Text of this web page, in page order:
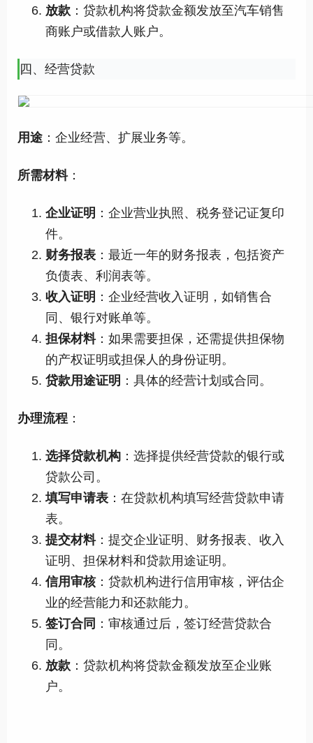
放款 ：贷款机构将贷款金额发放至汽车销售
商账户或借款人账户。
四、经营贷款
用途 ：企业经营、扩展业务等。
所需材料：
企业证明 ：企业营业执照、税务登记证复印
件。
财务报表 ：最近一年的财务报表，包括资产
负债表、利润表等。
收入证明 ：企业经营收入证明，如销售合
同、银行对账单等。
担保材料：如果需要担保，还需提供担保物
的产权证明或担保人的身份证明。
贷款用途证明 ：具体的经营计划或合同。
办理流程 ：
选择贷款机构 ：选择提供经营贷款的银行或
贷款公司。
填写申请表 ：在贷款机构填写经营贷款申请
表。
提交材料：提交企业证明、财务报表、收入
证明、担保材料和贷款用途证明。
信用审核：贷款机构进行信用审核，评估企
业的经营能力和还款能力。
签订合同 ：审核通过后，签订经营贷款合
同。
放款 ：贷款机构将贷款金额发放至企业账
户。